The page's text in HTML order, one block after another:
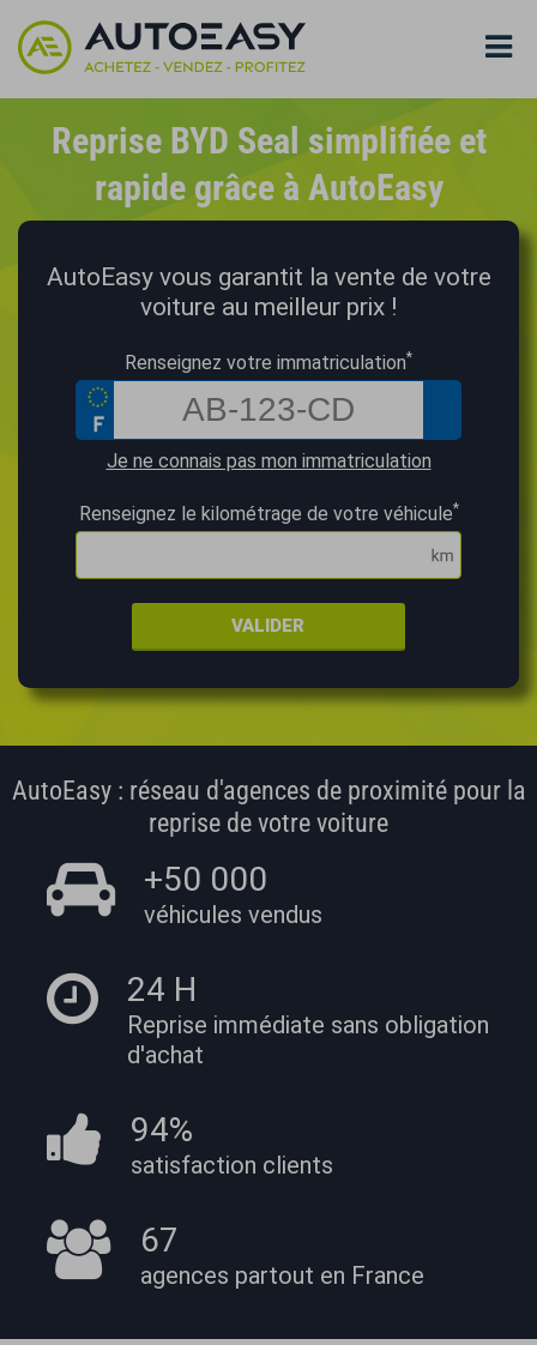
Reprise BYD Seal simplifiée et
rapide grâce à AutoEasy
AutoEasy vous garantit la vente de votre
voiture au meilleur prix !
Renseignez votre immatriculation*
Je ne connais pas mon immatriculation
Renseignez le kilométrage de votre véhicule*
VALIDER
AutoEasy : réseau d'agences de proximité pour la
reprise de votre voiture
+50 000
véhicules vendus
24 H
Reprise immédiate sans obligation
d'achat
94%
satisfaction clients
67
agences partout en France